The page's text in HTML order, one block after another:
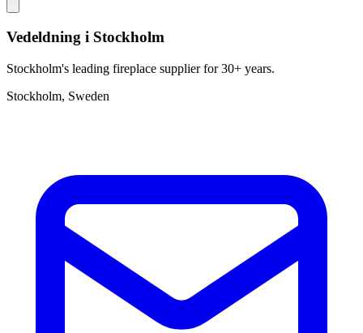
Vedeldning i Stockholm
Stockholm's leading fireplace supplier for 30+ years.
Stockholm, Sweden